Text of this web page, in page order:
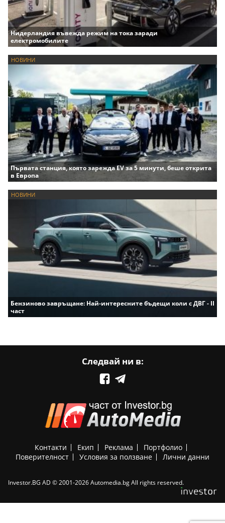
Нидерландия въвежда режим на тока заради
електромобилите
НОВИНИ
Първата станция, която зарежда EV за 5 минути, беше открита
в Европа
НОВИНИ
Бензиново завръщане: Най-интересните бъдещи коли с ДВГ - II
част
Следвай ни в:
Контакти Екип Реклама
Портфолио
Поверителност
Условия за ползване Лични данни
Investor.BG AD © 2001-2026 Automedia.bg All rights reserved.